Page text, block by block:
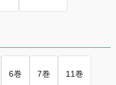
6巻 7巻 11巻